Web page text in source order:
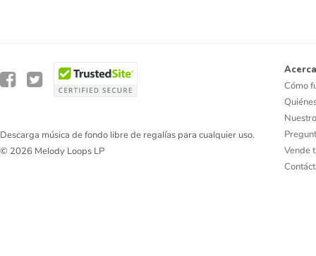
Descarga música de fondo libre de regalías para cualquier uso.
© 2026 Melody Loops LP
Cómo
Vende